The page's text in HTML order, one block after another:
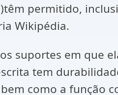
permitido,
Wikipédia.
suportes em que
tem
como a função